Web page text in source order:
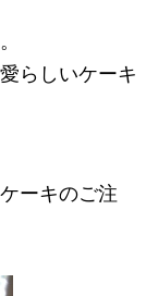
らしいケーキ
ーキのご注